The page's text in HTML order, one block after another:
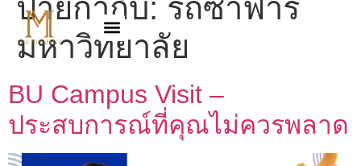
ป้ายกำกับ: รถซาฟารี
มหาวิทยาลัย
BU Campus Visit –
ประสบการณ์ที่คุณไม่ควรพลาด